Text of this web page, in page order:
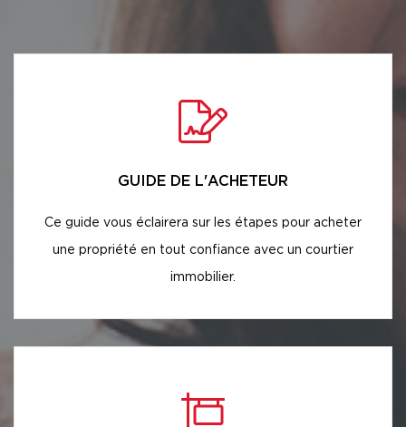
GUIDE DE L'ACHETEUR
Ce guide vous éclairera sur les étapes pour acheter
une propriété en tout confiance avec un courtier
immobilier.